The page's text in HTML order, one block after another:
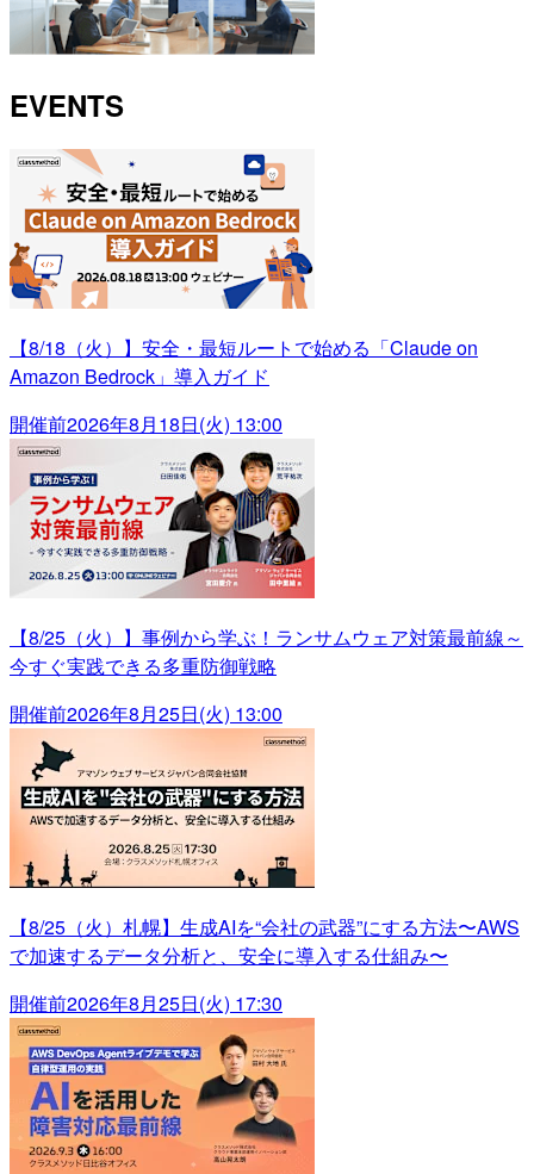
EVENTS
【8/18（火）】安全・最短ルートで始める「Claude on
Amazon Bedrock」導入ガイド
開催前2026年8月18日(火) 13:00
【8/25（火）】事例から学ぶ！ランサムウェア対策最前線～
今すぐ実践できる多重防御戦略
開催前2026年8月25日(火) 13:00
【8/25（火）札幌】生成AIを“会社の武器”にする方法〜AWS
で加速するデータ分析と、安全に導入する仕組み〜
開催前2026年8月25日(火) 17:30